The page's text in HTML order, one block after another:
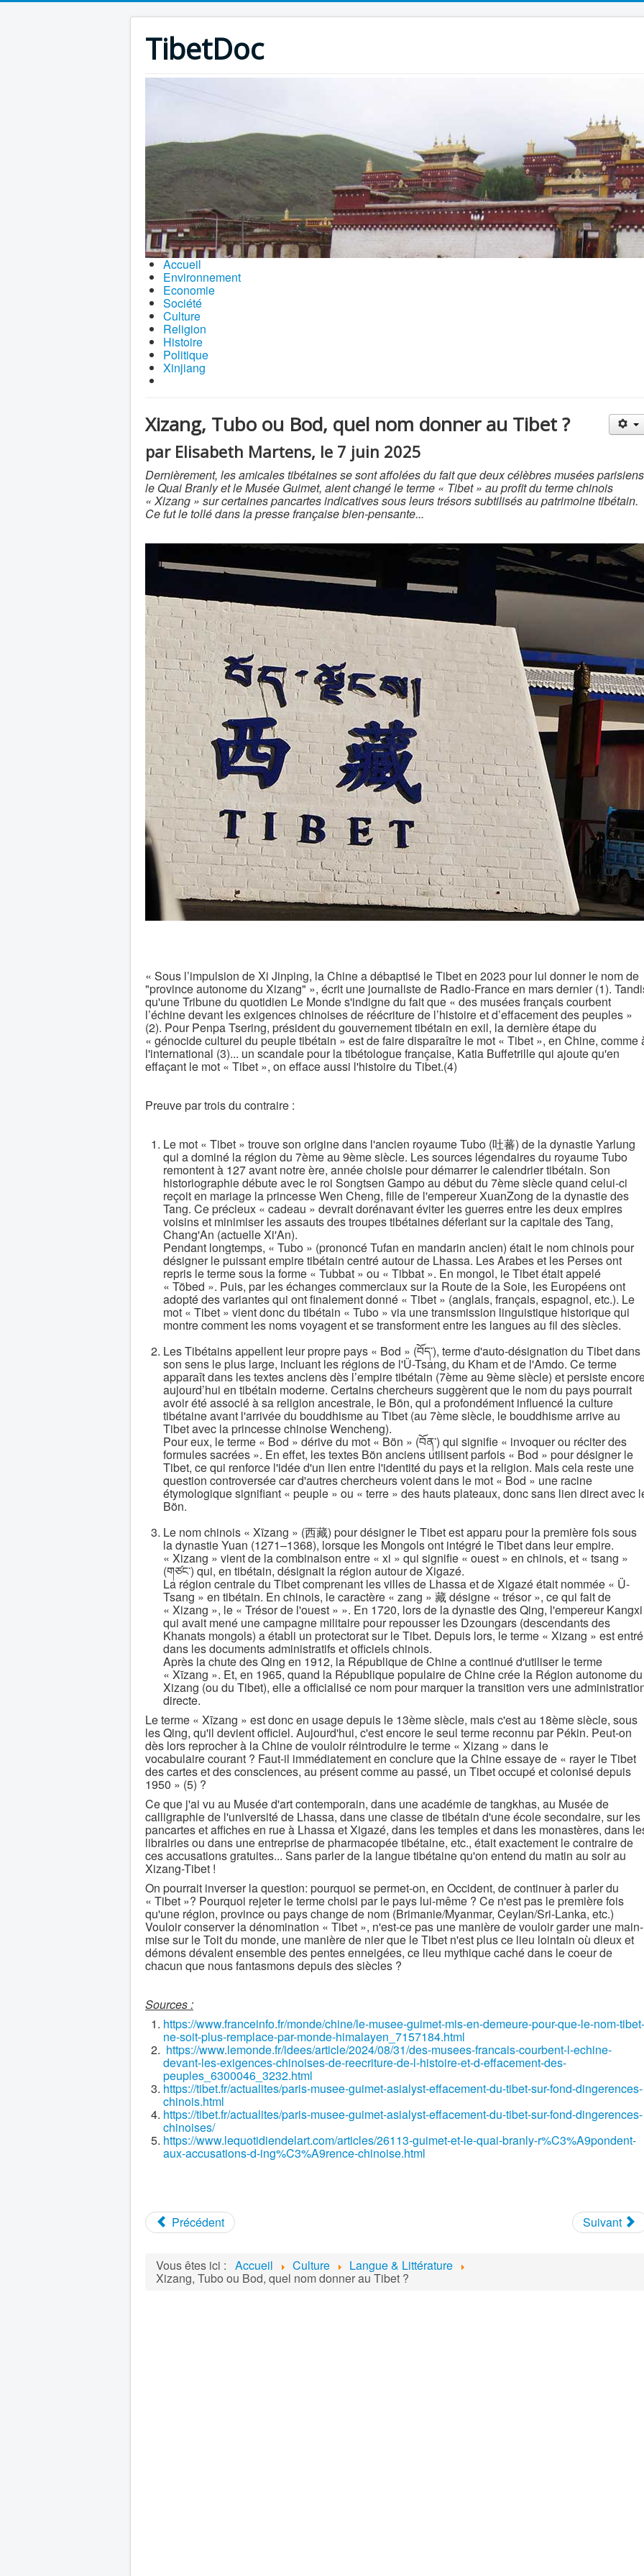
TibetDoc
Accueil
Environnement
Economie
Société
Culture
Religion
Histoire
Politique
Xinjiang
Xizang, Tubo ou Bod, quel nom donner au Tibet ?
par Elisabeth Martens, le 7 juin 2025
Dernièrement, les amicales tibétaines se sont affolées du fait que deux célèbres musées
le Quai Branly et le Musée Guimet, aient changé le terme « Tibet » au profit du terme chinois
« Xizang » sur certaines pancartes indicatives sous leurs trésors subtilisés au patrimoine tibétain.
Ce fut le tollé dans la presse française bien-pensante...
« Sous l’impulsion de Xi Jinping, la Chine a débaptisé le Tibet en 2023 pour lui donner le nom de
"province autonome du Xizang" », écrit une journaliste de Radio-France en mars dernier (1).
qu'une Tribune du quotidien Le Monde s'indigne du fait que « des musées français courbent
l’échine devant les exigences chinoises de réécriture de l’histoire et d’effacement des peuples »
(2). Pour Penpa Tsering, président du gouvernement tibétain en exil, la dernière étape du
« génocide culturel du peuple tibétain » est de faire disparaître le mot « Tibet », en Chine, comme
l'international (3)... un scandale pour la tibétologue française, Katia Buffetrille qui ajoute qu'en
effaçant le mot « Tibet », on efface aussi l'histoire du Tibet.(4)
Preuve par trois du contraire :
Le mot « Tibet » trouve son origine dans l'ancien royaume Tubo (吐蕃) de la dynastie Yarlung
qui a dominé la région du 7ème au 9ème siècle. Les sources légendaires du royaume Tubo
remontent à 127 avant notre ère, année choisie pour démarrer le calendrier tibétain. Son
historiographie débute avec le roi Songtsen Gampo au début du 7ème siècle quand celui-ci
reçoit en mariage la princesse Wen Cheng, fille de l'empereur XuanZong de la dynastie des
Tang. Ce précieux « cadeau » devrait dorénavant éviter les guerres entre les deux empires
voisins et minimiser les assauts des troupes tibétaines déferlant sur la capitale des Tang,
Chang'An (actuelle Xi'An).
Pendant longtemps, « Tubo » (prononcé Tufan en mandarin ancien) était le nom chinois pour
désigner le puissant empire tibétain centré autour de Lhassa. Les Arabes et les Perses ont
repris le terme sous la forme « Tubbat » ou « Tibbat ». En mongol, le Tibet était appelé
« Töbed ». Puis, par les échanges commerciaux sur la Route de la Soie, les Européens ont
adopté des variantes qui ont finalement donné « Tibet » (anglais, français, espagnol, etc.). Le
mot « Tibet » vient donc du tibétain « Tubo » via une transmission linguistique historique qui
montre comment les noms voyagent et se transforment entre les langues au fil des siècles.
Les Tibétains appellent leur propre pays « Bod » (བོད་), terme d'auto-désignation du Tibet dans
son sens le plus large, incluant les régions de l'Ü-Tsang, du Kham et de l'Amdo. Ce terme
apparaît dans les textes anciens dès l’empire tibétain (7ème au 9ème siècle) et persiste
aujourd’hui en tibétain moderne. Certains chercheurs suggèrent que le nom du pays pourrait
avoir été associé à sa religion ancestrale, le Bön, qui a profondément influencé la culture
tibétaine avant l'arrivée du bouddhisme au Tibet (au 7ème siècle, le bouddhisme arrive au
Tibet avec la princesse chinoise Wencheng).
Pour eux, le terme « Bod » dérive du mot « Bön » (བོན་) qui signifie « invoquer ou réciter des
formules sacrées ». En effet, les textes Bön anciens utilisent parfois « Bod » pour désigner le
Tibet, ce qui renforce l'idée d'un lien entre l'identité du pays et la religion. Mais cela reste une
question controversée car d'autres chercheurs voient dans le mot « Bod » une racine
étymologique signifiant « peuple » ou « terre » des hauts plateaux, donc sans lien direct avec
Bön.
Le nom chinois « Xīzang » (西藏) pour désigner le Tibet est apparu pour la première fois sous
la dynastie Yuan (1271–1368), lorsque les Mongols ont intégré le Tibet dans leur empire.
« Xizang » vient de la combinaison entre « xi » qui signifie « ouest » en chinois, et « tsang »
(གཙང་) qui, en tibétain, désignait la région autour de Xigazé.
La région centrale du Tibet comprenant les villes de Lhassa et de Xigazé était nommée « Ü-
Tsang » en tibétain. En chinois, le caractère « zang » 藏 désigne « trésor », ce qui fait de
« Xizang », le « Trésor de l'ouest » ». En 1720, lors de la dynastie des Qing, l'empereur Kangxi
qui avait mené une campagne militaire pour repousser les Dzoungars (descendants des
Khanats mongols) a établi un protectorat sur le Tibet. Depuis lors, le terme « Xizang » est entré
dans les documents administratifs et officiels chinois.
Après la chute des Qing en 1912, la République de Chine a continué d'utiliser le terme
« Xīzang ». Et, en 1965, quand la République populaire de Chine crée la Région autonome du
Xizang (ou du Tibet), elle a officialisé ce nom pour marquer la transition vers une
directe.
Le terme « Xīzang » est donc en usage depuis le 13ème siècle, mais c'est au 18ème siècle, sous
les Qing, qu'il devient officiel. Aujourd'hui, c'est encore le seul terme reconnu par Pékin. Peut-on
dès lors reprocher à la Chine de vouloir réintroduire le terme « Xizang » dans le
vocabulaire courant ? Faut-il immédiatement en conclure que la Chine essaye de « rayer le Tibet
des cartes et des consciences, au présent comme au passé, un Tibet occupé et colonisé depuis
1950 » (5) ?
Ce que j'ai vu au Musée d'art contemporain, dans une académie de tangkhas, au Musée de
calligraphie de l'université de Lhassa, dans une classe de tibétain d'une école secondaire, sur les
pancartes et affiches en rue à Lhassa et Xigazé, dans les temples et dans les monastères, dans
librairies ou dans une entreprise de pharmacopée tibétaine, etc., était exactement le contraire de
ces accusations gratuites... Sans parler de la langue tibétaine qu'on entend du matin au soir au
Xizang-Tibet !
On pourrait inverser la question: pourquoi se permet-on, en Occident, de continuer à parler du
« Tibet »? Pourquoi rejeter le terme choisi par le pays lui-même ? Ce n'est pas le première fois
qu'une région, province ou pays change de nom (Brimanie/Myanmar, Ceylan/Sri-Lanka, etc.)
Vouloir conserver la dénomination « Tibet », n'est-ce pas une manière de vouloir garder une main-
mise sur le Toit du monde, une manière de nier que le Tibet n'est plus ce lieu lointain où dieux et
démons dévalent ensemble des pentes enneigées, ce lieu mythique caché dans le coeur de
chacun que nous fantasmons depuis des siècles ?
Sources :
https://www.franceinfo.fr/monde/chine/le-musee-guimet-mis-en-demeure-pour-que-le-nom-tibet-
ne-soit-plus-remplace-par-monde-himalayen_7157184.html
https://www.lemonde.fr/idees/article/2024/08/31/des-musees-francais-courbent-l-echine-
devant-les-exigences-chinoises-de-reecriture-de-l-histoire-et-d-effacement-des-
peuples_6300046_3232.html
https://tibet.fr/actualites/paris-musee-guimet-asialyst-effacement-du-tibet-sur-fond-dingerences-
chinois.html
https://tibet.fr/actualites/paris-musee-guimet-asialyst-effacement-du-tibet-sur-fond-dingerences-
chinoises/
https://www.lequotidiendelart.com/articles/26113-guimet-et-le-quai-branly-r%C3%A9pondent-
aux-accusations-d-ing%C3%A9rence-chinoise.html
Précédent Suivant
Vous êtes ici : Accueil Culture Langue & Littérature
Xizang, Tubo ou Bod, quel nom donner au Tibet ?